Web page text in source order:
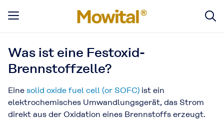
Was ist eine Festoxid-
Brennstoffzelle?
Eine solid oxide fuel cell (or SOFC) ist ein
elektrochemisches Umwandlungsgerät, das Strom
direkt aus der Oxidation eines Brennstoffs erzeugt.